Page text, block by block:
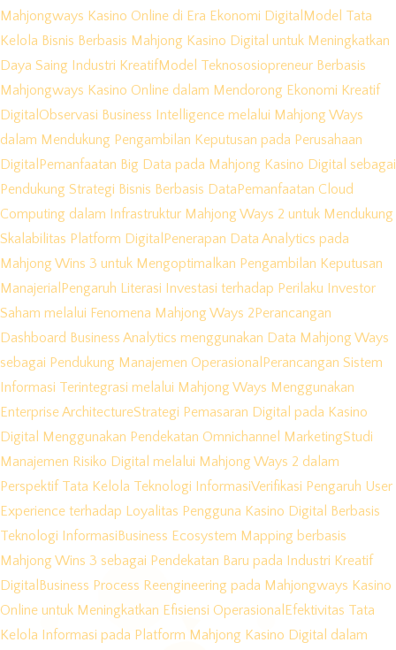
Mahjongways Kasino Online di Era Ekonomi Digital Model Tata
Kelola Bisnis Berbasis Mahjong Kasino Digital untuk Meningkatkan
Daya Saing Industri KreatifModel Teknososiopreneur Berbasis
Mahjongways Kasino Online dalam Mendorong Ekonomi Kreatif
Digital Observasi Business Intelligence melalui Mahjong Ways
dalam Mendukung Pengambilan Keputusan pada Perusahaan
Digital Pemanfaatan Big Data pada Mahjong Kasino Digital sebagai
Pendukung Strategi Bisnis Berbasis DataPemanfaatan Cloud
Computing dalam Infrastruktur Mahjong Ways 2 untuk Mendukung
Skalabilitas Platform Digital Penerapan Data Analytics pada
Mahjong Wins 3 untuk Mengoptimalkan Pengambilan Keputusan
Manajerial Pengaruh Literasi Investasi terhadap Perilaku Investor
Saham melalui Fenomena Mahjong Ways 2Perancangan
Dashboard Business Analytics menggunakan Data Mahjong Ways
sebagai Pendukung Manajemen Operasional Perancangan Sistem
Informasi Terintegrasi melalui Mahjong Ways Menggunakan
Enterprise ArchitectureStrategi Pemasaran Digital pada Kasino
Digital Menggunakan Pendekatan Omnichannel MarketingStudi
Manajemen Risiko Digital melalui Mahjong Ways 2 dalam
Perspektif Tata Kelola Teknologi InformasiVerifikasi Pengaruh User
Experience terhadap Loyalitas Pengguna Kasino Digital Berbasis
Teknologi InformasiBusiness Ecosystem Mapping berbasis
Mahjong Wins 3 sebagai Pendekatan Baru pada Industri Kreatif
Digital Business Process Reengineering pada Mahjongways Kasino
Online untuk Meningkatkan Efisiensi Operasional Efektivitas Tata
Kelola Informasi pada Platform Mahjong Kasino Digital dalam